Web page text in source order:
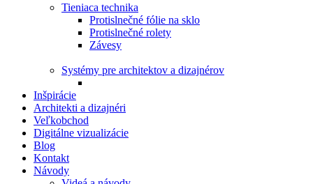
Tieniaca technika
Protislnečné fólie na sklo
Protislnečné rolety
Závesy
Systémy pre architektov a dizajnérov
Inšpirácie
Architekti a dizajnéri
Veľkobchod
Digitálne vizualizácie
Blog
Kontakt
Návody